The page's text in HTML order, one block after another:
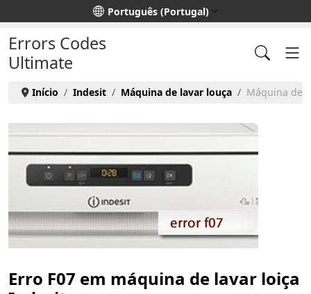
Escolha o seu idioma Português (Portugal)
Errors Codes
Ultimate
Início Indesit Máquina de lavar louça Máquina de
Erro F07 em máquina de lavar loiça